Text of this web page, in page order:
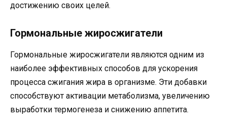
достижению своих целей.
Гормональные жиросжигатели
Гормональные жиросжигатели являются одним из
наиболее эффективных способов для ускорения
процесса сжигания жира в организме. Эти добавки
способствуют активации метаболизма, увеличению
выработки термогенеза и снижению аппетита.